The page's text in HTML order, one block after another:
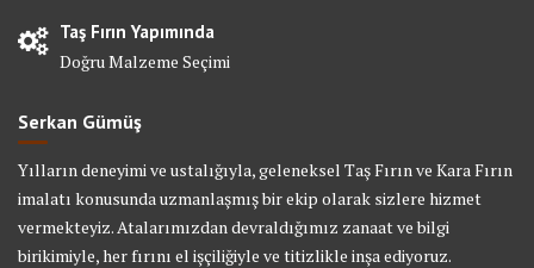
Taş Fırın Yapımında
Doğru Malzeme Seçimi
Serkan Gümüş
Yılların deneyimi ve ustalığıyla, geleneksel Taş Fırın ve Kara Fırın
imalatı konusunda uzmanlaşmış bir ekip olarak sizlere hizmet
vermekteyiz. Atalarımızdan devraldığımız zanaat ve bilgi
birikimiyle, her fırını el işçiliğiyle ve titizlikle inşa ediyoruz.